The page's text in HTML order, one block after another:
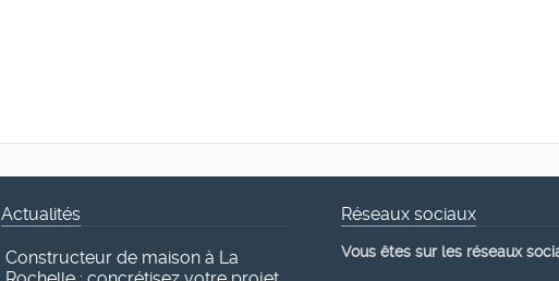
Actualités
Constructeur de maison à La
Réseaux sociaux
Vous êtes sur les réseaux